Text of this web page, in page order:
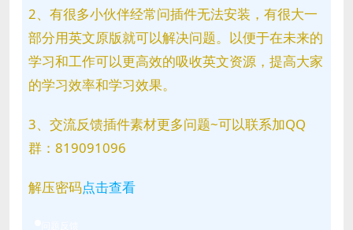
2、有很多小伙伴经常问插件无法安装，有很大一
部分用英文原版就可以解决问题。以便于在未来的
学习和工作可以更高效的吸收英文资源，提高大家
的学习效率和学习效果。
3、交流反馈插件素材更多问题~可以联系加QQ
群：819091096
解压密码点击查看